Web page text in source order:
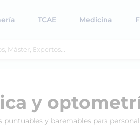
TCAE Medicina
y
puntuables y baremables para